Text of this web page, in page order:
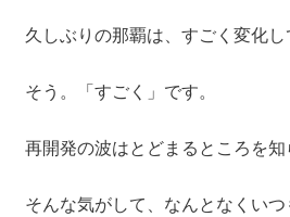
久しぶりの那覇は、すごく変化し
そう。「すごく」です。
再開発の波はとどまるところを
そんな気がして、なんとなくい